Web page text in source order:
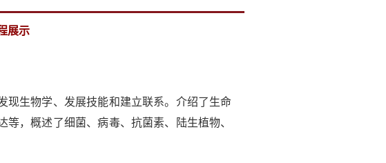
展示
现生物学、发展技能和建立联系。介绍了生命
，概述了细菌、病毒、抗菌素、陆生植物、